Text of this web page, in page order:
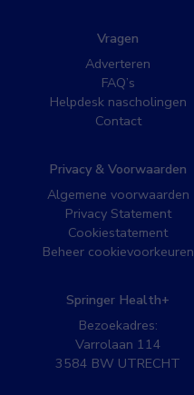
Vragen
Adverteren
FAQ’s
Helpdesk nascholingen
Contact
Privacy & Voorwaarden
Algemene voorwaarden
Privacy Statement
Cookiestatement
Beheer cookievoorkeuren
Springer Health+
Bezoekadres:
Varrolaan 114
3584 BW UTRECHT